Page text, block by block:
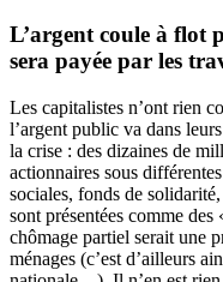
L’argent coule à flot
sera payée par les
Les capitalistes n’ont rien
l’argent public va dans
la crise : des dizaines de
actionnaires sous
sociales, fonds de
sont présentées comme
chômage partiel serait une
ménages (c’est d’ailleurs